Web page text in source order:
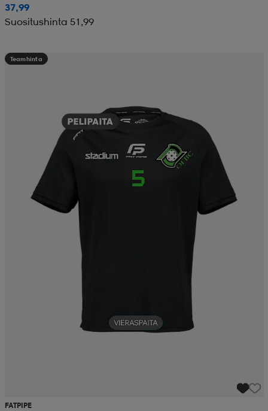
37,99
Suositushinta 51,99
Teamhinta
FATPIPE